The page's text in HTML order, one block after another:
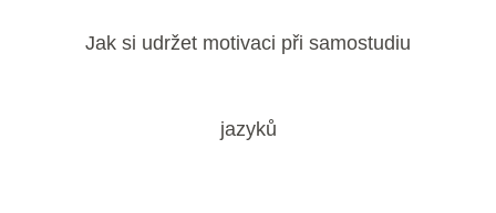
Jak si udržet motivaci při samostudiu
jazyků